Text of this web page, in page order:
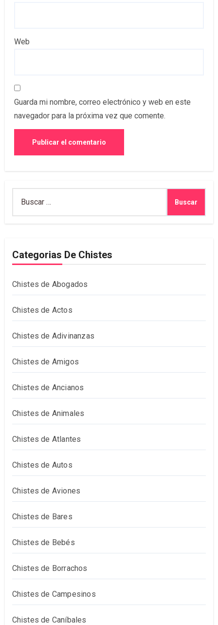
Web
Guarda mi nombre, correo electrónico y web en este
navegador para la próxima vez que comente.
Categorias De Chistes
Chistes de Abogados
Chistes de Actos
Chistes de Adivinanzas
Chistes de Amigos
Chistes de Ancianos
Chistes de Animales
Chistes de Atlantes
Chistes de Autos
Chistes de Aviones
Chistes de Bares
Chistes de Bebés
Chistes de Borrachos
Chistes de Campesinos
Chistes de Caníbales